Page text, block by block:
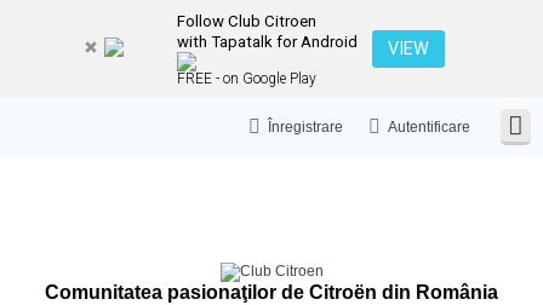
Follow Club Citroen
with Tapatalk for Android
FREE - on Google Play
VIEW
Autentificare
Înregistrare
Comunitatea pasionaţilor de Citroën din România